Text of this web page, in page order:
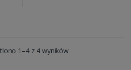
1–4 z 4 wyników